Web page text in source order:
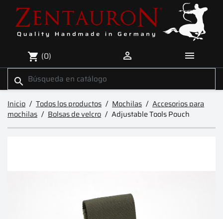
shopping_cart (0)  
search
Inicio Todos los productos Mochilas
Accesorios para
mochilas
Bolsas de velcro Adjustable Tools Pouch